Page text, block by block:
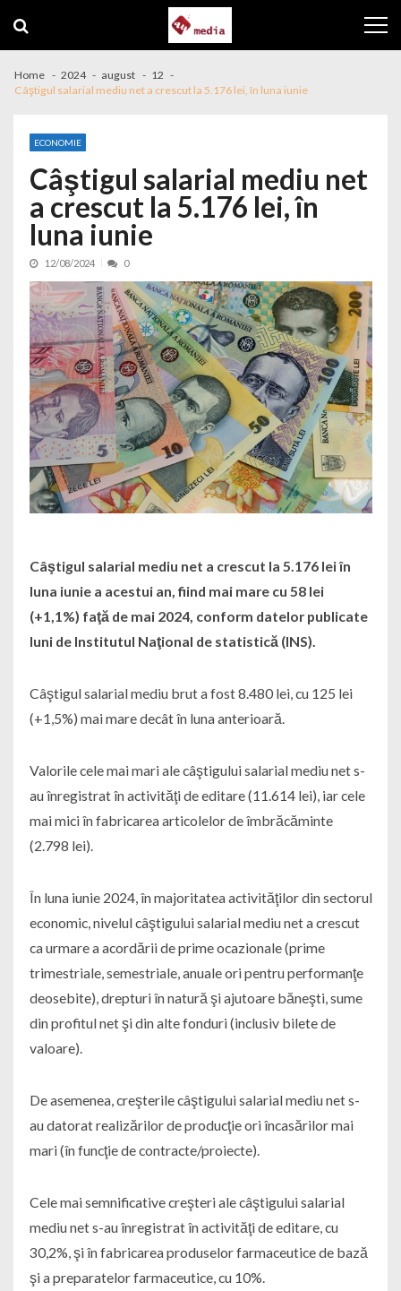
Home 2024 august
12
Câştigul salarial mediu net a crescut la 5.176 lei, în luna iunie
ECONOMIE
Câştigul salarial mediu net
a crescut la 5.176 lei, în
luna iunie
12/08/2024 0
Câştigul salarial mediu net a crescut la 5.176 lei în
luna iunie a acestui an, fiind mai mare cu 58 lei
(+1,1%) faţă de mai 2024, conform datelor publicate
luni de Institutul Naţional de statistică (INS).
Câştigul salarial mediu brut a fost 8.480 lei, cu 125 lei
(+1,5%) mai mare decât în luna anterioară.
Valorile cele mai mari ale câştigului salarial mediu net s-
au înregistrat în activităţi de editare (11.614 lei), iar cele
mai mici în fabricarea articolelor de îmbrăcăminte
(2.798 lei).
În luna iunie 2024, în majoritatea activităţilor din sectorul
economic, nivelul câştigului salarial mediu net a crescut
ca urmare a acordării de prime ocazionale (prime
trimestriale, semestriale, anuale ori pentru performanţe
deosebite), drepturi în natură şi ajutoare băneşti, sume
din profitul net şi din alte fonduri (inclusiv bilete de
valoare).
De asemenea, creşterile câştigului salarial mediu net s-
au datorat realizărilor de producţie ori încasărilor mai
mari (în funcţie de contracte/proiecte).
Cele mai semnificative creşteri ale câştigului salarial
mediu net s-au înregistrat în activităţi de editare, cu
30,2%, şi în fabricarea produselor farmaceutice de bază
şi a preparatelor farmaceutice, cu 10%.